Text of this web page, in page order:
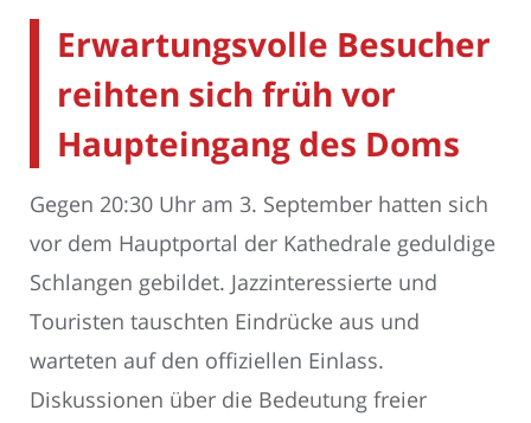
Erwartungsvolle Besucher
reihten sich früh vor
Haupteingang des Doms
Gegen 20:30 Uhr am 3. September hatten sich
vor dem Hauptportal der Kathedrale geduldige
Schlangen gebildet. Jazzinteressierte und
Touristen tauschten Eindrücke aus und
warteten auf den offiziellen Einlass.
Diskussionen über die Bedeutung freier